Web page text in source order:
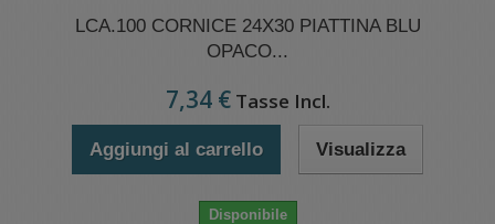
LCA.100 CORNICE 24X30 PIATTINA BLU
OPACO...
7,34 € Tasse Incl.
Aggiungi al carrello Visualizza
Disponibile